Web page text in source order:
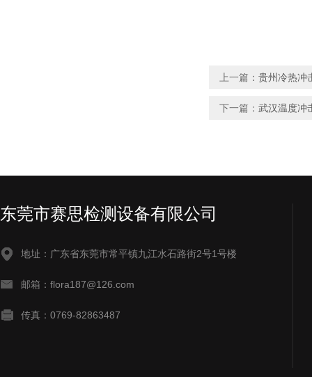
上一篇： 贵州冷热冲
下一篇： 武汉温度冲
东莞市赛思检测设备有限公司
地址：广东省东莞市常平镇九江水石路街2号1号楼
邮箱：flora187@126.com
传真：0769-82863487